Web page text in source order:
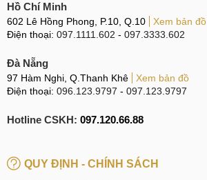
Hồ Chí Minh
602 Lê Hồng Phong, P.10, Q.10
Xem bản đồ
Điện thoại: 097.1111.602 - 097.3333.602
Đà Nẵng
97 Hàm Nghi, Q.Thanh Khê
Xem bản đồ
Điện thoại: 096.123.9797 - 097.123.9797
Hotline CSKH: 097.120.66.88
QUY ĐỊNH - CHÍNH SÁCH